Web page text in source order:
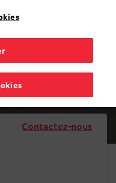
Contactez-nous